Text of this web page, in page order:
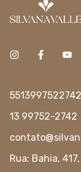
5513997522742
13 99752-2742
Rua: Bahia,